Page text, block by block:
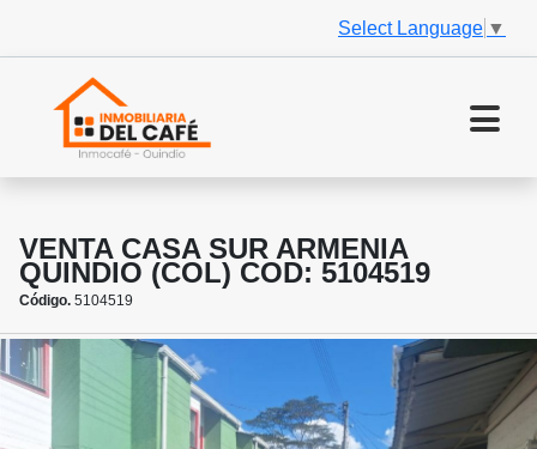
Select Language ▼
VENTA CASA SUR ARMENIA
QUINDIO (COL) COD: 5104519
Código. 5104519